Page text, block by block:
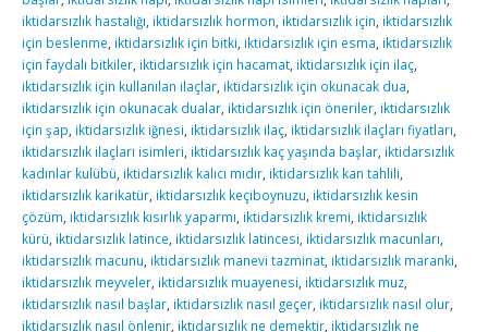
iktidarsızlık hastalığı, iktidarsızlık hormon, iktidarsızlık için, iktidarsızlık
için beslenme, iktidarsızlık için bitki, iktidarsızlık için esma, iktidarsızlık
için faydalı bitkiler, iktidarsızlık için hacamat, iktidarsızlık için ilaç,
iktidarsızlık için kullanılan ilaçlar, iktidarsızlık için okunacak dua,
iktidarsızlık için okunacak dualar, iktidarsızlık için öneriler, iktidarsızlık
için şap, iktidarsızlık iğnesi, iktidarsızlık ilaç, iktidarsızlık ilaçları fiyatları,
iktidarsızlık ilaçları isimleri, iktidarsızlık kaç yaşında başlar, iktidarsızlık
kadınlar kulübü, iktidarsızlık kalıcı mıdır, iktidarsızlık kan tahlili,
iktidarsızlık karikatür, iktidarsızlık keçiboynuzu, iktidarsızlık kesin
çözüm, iktidarsızlık kısırlık yaparmı, iktidarsızlık kremi, iktidarsızlık
kürü, iktidarsızlık latince, iktidarsızlık latincesi, iktidarsızlık macunları,
iktidarsızlık macunu, iktidarsızlık manevi tazminat, iktidarsızlık maranki,
iktidarsızlık meyveler, iktidarsızlık muayenesi, iktidarsızlık muz,
iktidarsızlık nasıl başlar, iktidarsızlık nasıl geçer, iktidarsızlık nasıl olur,
iktidarsızlık nasıl önlenir, iktidarsızlık ne demektir, iktidarsızlık ne